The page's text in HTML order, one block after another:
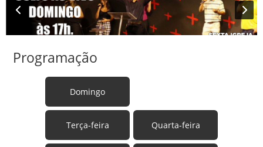
Programação
Domingo
Terça-feira Quarta-feira